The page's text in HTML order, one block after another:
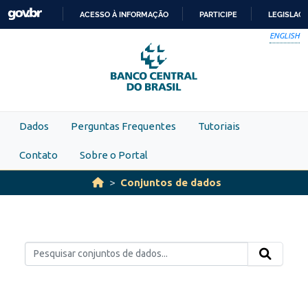
Skip to main content
PARA
O
CONTEÚDO
ACESSO À INFORMAÇÃO PARTICIPE
ENGLISH
Dados Perguntas Frequentes Tutoriais
Contato Sobre o Portal
Conjuntos de dados